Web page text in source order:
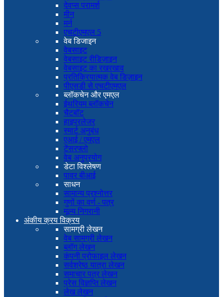
देवप्स परामर्श
मीन
मर्न
एचटीएमएल 5
वेब डिजाइन
वेबसाइट
वेबसाइट रीडिज़ाइन
वेबसाइट का रखरखाव
प्रतिक्रियात्मक वेब डिज़ाइन
पीएसडी से एचटीएमएल
ब्लॉकचेन और एमएल
ईथरियम ब्लॉकचेन
चैटबॉट
हाइपरलेजर
स्मार्ट अनुबंध
एआई / एमएल
टेंसरफ्लो
वेब अनुप्रयोग
डेटा विश्लेषण
पावर बीआई
साधन
सामान्य प्रश्नोत्तर
गुणों का वर्ण - पत्र
मूल्य निगरानी
अंकीय क्रय विक्रय
सामग्री लेखन
वेब सामग्री लेखन
ब्लॉग लेखन
कंपनी प्रोफाइल लेखन
सर्वश्रेष्ठ यात्रा लेखन
समाचार पत्र लेखन
प्रेस विज्ञप्ति लेखन
लेख लेखन